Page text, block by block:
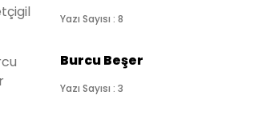
Yazı Sayısı : 8
Burcu Beşer
Yazı Sayısı : 3